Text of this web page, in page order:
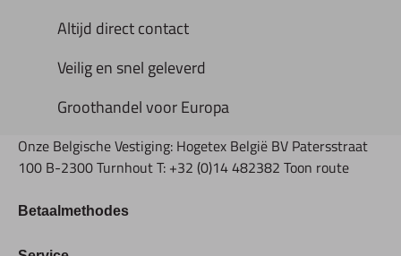
Altijd direct contact
Veilig en snel geleverd
Groothandel voor Europa
Onze Belgische Vestiging: Hogetex België BV Patersstraat
100 B-2300 Turnhout T: +32 (0)14 482382 Toon route
Betaalmethodes
Bestellen & Betalen